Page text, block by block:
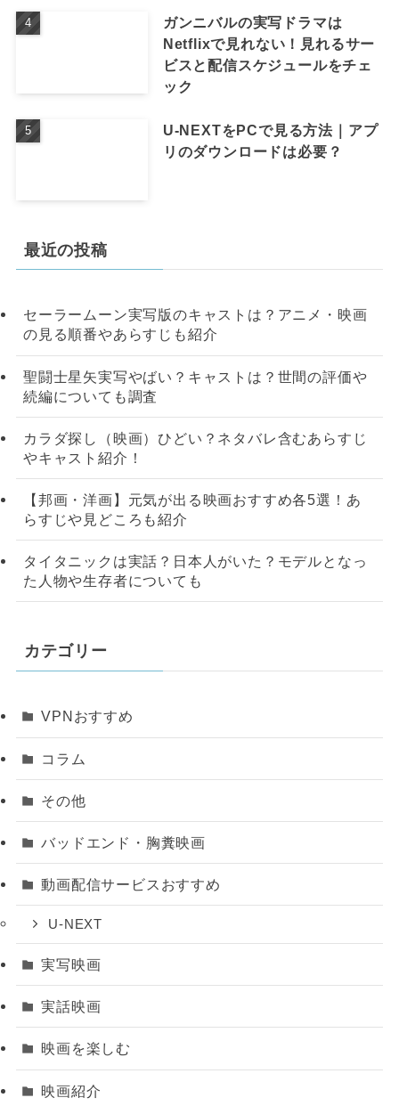
ガンニバルの実写ドラマは
Netflixで見れない！見れるサー
ビスと配信スケジュールをチェ
ック
U-NEXTをPCで見る方法｜アプ
リのダウンロードは必要？
最近の投稿
セーラームーン実写版のキャストは？アニメ・映画
の見る順番やあらすじも紹介
聖闘士星矢実写やばい？キャストは？世間の評価や
続編についても調査
カラダ探し（映画）ひどい？ネタバレ含むあらすじ
やキャスト紹介！
【邦画・洋画】元気が出る映画おすすめ各5選！あ
らすじや見どころも紹介
タイタニックは実話？日本人がいた？モデルとなっ
た人物や生存者についても
カテゴリー
VPNおすすめ
コラム
その他
バッドエンド・胸糞映画
動画配信サービスおすすめ
U-NEXT
実写映画
実話映画
映画を楽しむ
映画紹介